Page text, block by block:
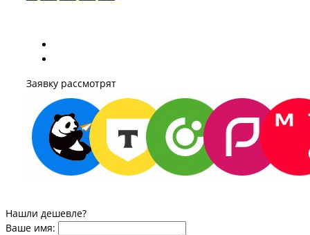
Заявку рассмотрят
Нашли дешевле?
Ваше имя: